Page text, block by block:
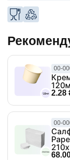
00-
2.28
00-